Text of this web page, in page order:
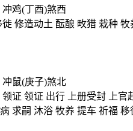
鸡(丁酉)煞西
修造动土 酝酿 畋猎 栽种
冲鼠(庚子)煞北
证 领证 出行 上册受封 上
求嗣 沐浴 牧养 提车 祈福